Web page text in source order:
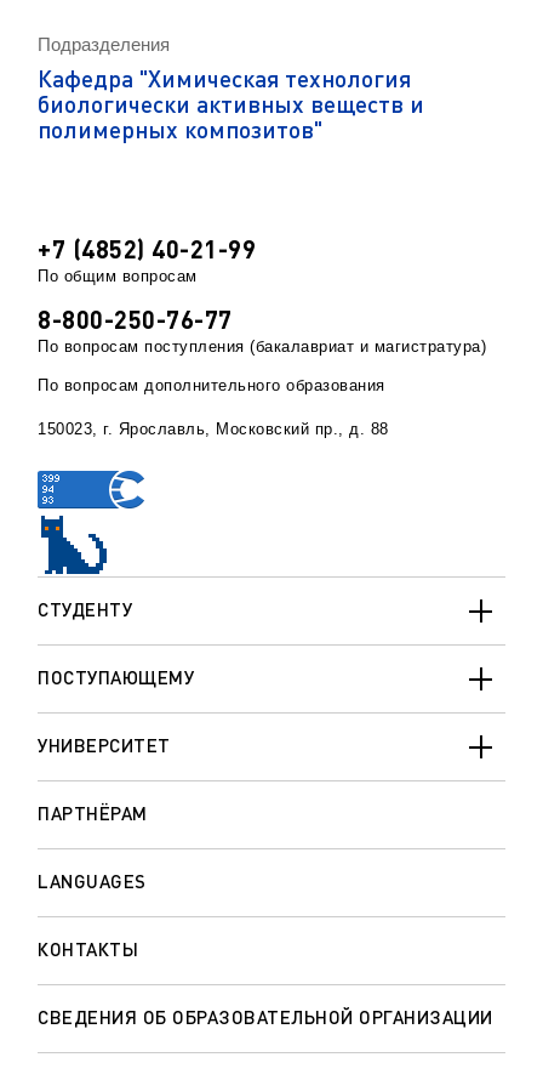
Подразделения
Кафедра "Химическая технология
биологически активных веществ и
полимерных композитов"
СТУДЕНТУ
ПОСТУПАЮЩЕМУ
УНИВЕРСИТЕТ
ПАРТНЁРАМ
LANGUAGES
КОНТАКТЫ
СВЕДЕНИЯ ОБ ОБРАЗОВАТЕЛЬНОЙ ОРГАНИЗАЦИИ
+7 (4852) 40-21-99
По общим вопросам
8-800-250-76-77
По вопросам поступления (бакалавриат и магистратура)
По вопросам дополнительного образования
150023, г. Ярославль, Московский пр., д. 88